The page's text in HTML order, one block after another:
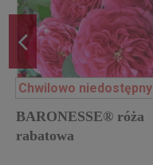
Chwilowo niedostępny
BARONESSE® róża
rabatowa